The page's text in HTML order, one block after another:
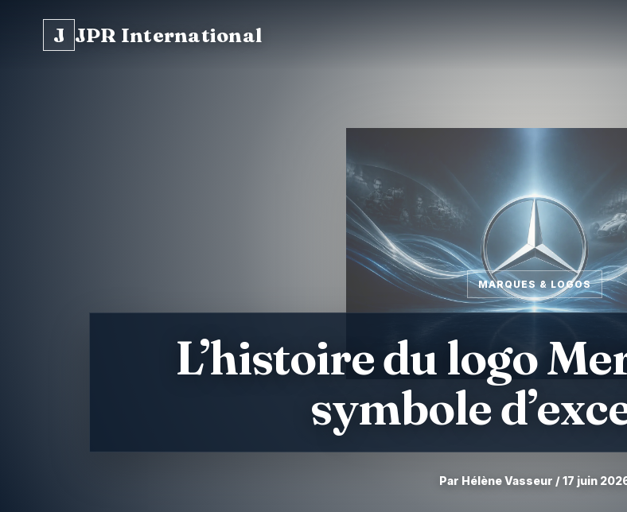
J JPR International
MARQUES & LOGOS
L’histoire du logo
symbole
Par Hélène Vasseur / 17 juin